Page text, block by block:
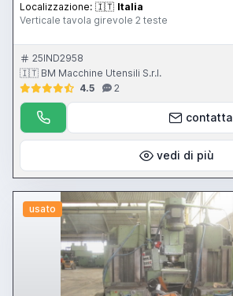
Localizzazione: 🇮🇹 Italia
Verticale tavola girevole 2 teste
25IND2958
🇮🇹 BM Macchine Utensili S.r.l.
4.5
2
contatta
vedi di più
usato